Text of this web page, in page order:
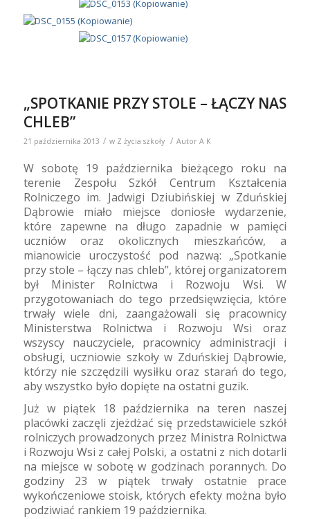
„SPOTKANIE PRZY STOLE – ŁĄCZY NAS
CHLEB”
21 października 2013 / w Z życia szkoły / Autor A K
W sobotę 19 października bieżącego roku na
terenie Zespołu Szkół Centrum Kształcenia
Rolniczego im. Jadwigi Dziubińskiej w Zduńskiej
Dąbrowie miało miejsce doniosłe wydarzenie,
które zapewne na długo zapadnie w pamięci
uczniów oraz okolicznych mieszkańców, a
mianowicie uroczystość pod nazwą: „Spotkanie
przy stole – łączy nas chleb”, której organizatorem
był Minister Rolnictwa i Rozwoju Wsi. W
przygotowaniach do tego przedsięwzięcia, które
trwały wiele dni, zaangażowali się pracownicy
Ministerstwa Rolnictwa i Rozwoju Wsi oraz
wszyscy nauczyciele, pracownicy administracji i
obsługi, uczniowie szkoły w Zduńskiej Dąbrowie,
którzy nie szczędzili wysiłku oraz starań do tego,
aby wszystko było dopięte na ostatni guzik.
Już w piątek 18 października na teren naszej
placówki zaczęli zjeżdżać się przedstawiciele szkół
rolniczych prowadzonych przez Ministra Rolnictwa
i Rozwoju Wsi z całej Polski, a ostatni z nich dotarli
na miejsce w sobotę w godzinach porannych. Do
godziny 23 w piątek trwały ostatnie prace
wykończeniowe stoisk, których efekty można było
podziwiać rankiem 19 października.